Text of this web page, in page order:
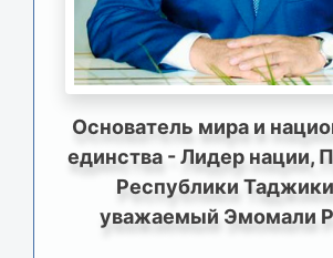
Основатель мира и
единства - Лидер нации,
Республики
уважаемый Эмомали